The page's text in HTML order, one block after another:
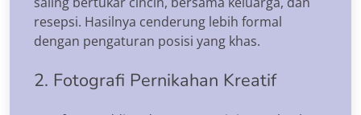
resepsi. Hasilnya cenderung lebih formal
dengan pengaturan posisi yang khas.
2. Fotografi Pernikahan Kreatif